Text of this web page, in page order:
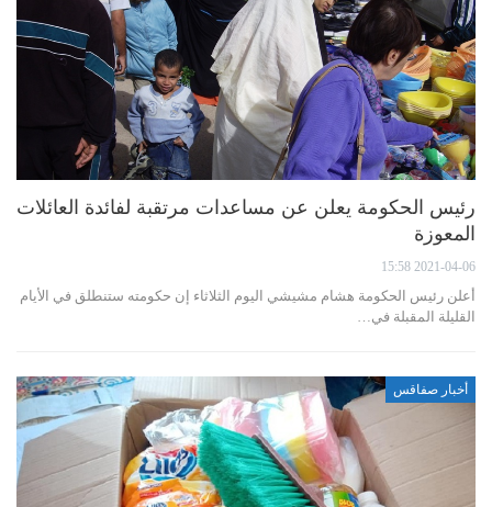
رئيس الحكومة يعلن عن مساعدات مرتقبة لفائدة العائلات
المعوزة
2021-04-06 15:58
أعلن رئيس الحكومة هشام مشيشي اليوم الثلاثاء إن حكومته ستنطلق في الأيام
القليلة المقبلة في…
أخبار صفاقس